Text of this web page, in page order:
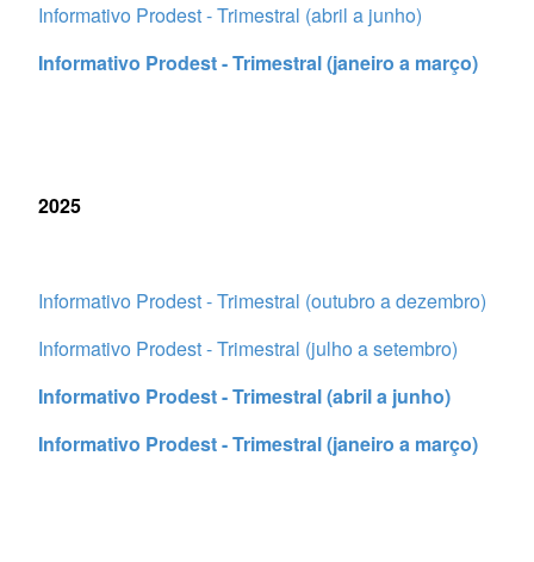
Informativo Prodest - Trimestral (abril a junho)
Informativo Prodest - Trimestral (janeiro a março)
2025
Informativo Prodest - Trimestral (outubro a dezembro)
Informativo Prodest - Trimestral (julho a setembro)
Informativo Prodest - Trimestral (abril a junho)
Informativo Prodest - Trimestral (janeiro a março)